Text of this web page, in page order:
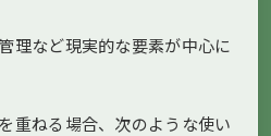
理など現実的な要素が中心に
重ねる場合、次のような使い